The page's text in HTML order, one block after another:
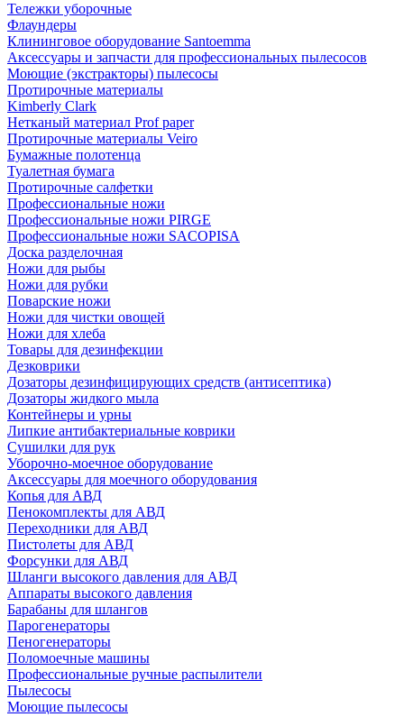
Тележки уборочные
Флаундеры
Клининговое оборудование Santoemma
Аксессуары и запчасти для профессиональных пылесосов
Моющие (экстракторы) пылесосы
Протирочные материалы
Kimberly Clark
Нетканый материал Prof paper
Протирочные материалы Veiro
Бумажные полотенца
Туалетная бумага
Протирочные салфетки
Профессиональные ножи
Профессиональные ножи PIRGE
Профессиональные ножи SACOPISA
Доска разделочная
Ножи для рыбы
Ножи для рубки
Поварские ножи
Ножи для чистки овощей
Ножи для хлеба
Товары для дезинфекции
Дезковрики
Дозаторы дезинфицирующих средств (антисептика)
Дозаторы жидкого мыла
Контейнеры и урны
Липкие антибактериальные коврики
Сушилки для рук
Уборочно-моечное оборудование
Аксессуары для моечного оборудования
Копья для АВД
Пенокомплекты для АВД
Переходники для АВД
Пистолеты для АВД
Форсунки для АВД
Шланги высокого давления для АВД
Аппараты высокого давления
Барабаны для шлангов
Парогенераторы
Пеногенераторы
Поломоечные машины
Профессиональные ручные распылители
Пылесосы
Моющие пылесосы